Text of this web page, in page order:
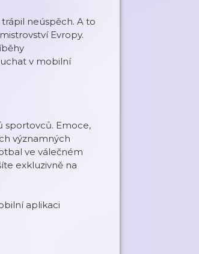
neúspěch. A to
Evropy.
v mobilní
sportovců. Emoce,
významných
ve válečném
exkluzivně na
aplikaci